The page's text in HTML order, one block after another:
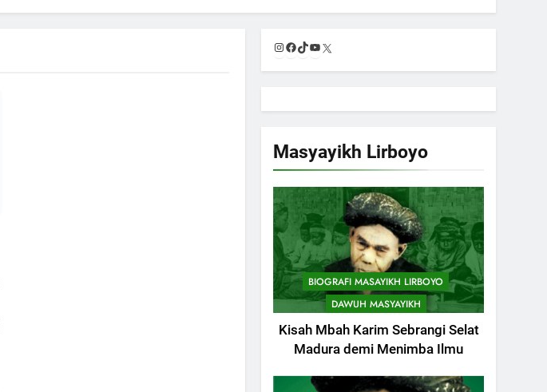
Instagram
Facebook
TikTok
YouTube
Masyayikh Lirboyo
BIOGRAFI MASAYIKH LIRBOYO
DAWUH MASYAYIKH
Kisah Mbah Karim Sebrangi Selat
Madura demi Menimba Ilmu